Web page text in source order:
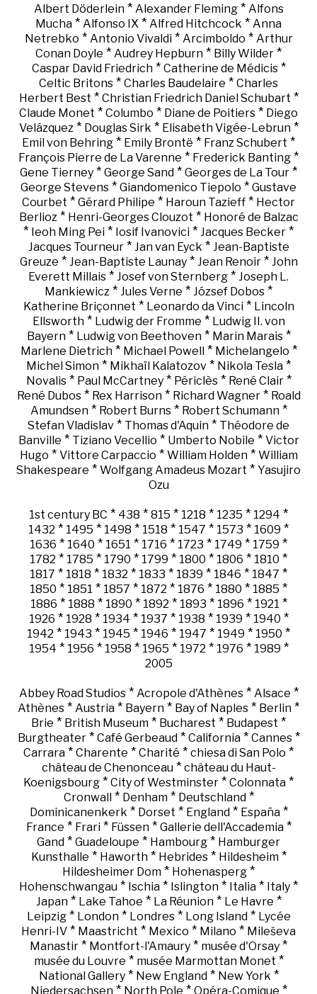
Albert Döderlein* Alexander Fleming* Alfons
Mucha * Alfonso IX * Alfred Hitchcock * Anna
Netrebko * Antonio Vivaldi* Arcimboldo * Arthur
Conan Doyle * Audrey Hepburn * Billy Wilder *
Caspar David Friedrich* Catherine de Médicis*
Celtic Britons * Charles Baudelaire * Charles
Herbert Best * Christian Friedrich Daniel Schubart *
Claude Monet * Columbo * Diane de Poitiers * Diego
Velázquez* Douglas Sirk * Elisabeth Vigée-Lebrun*
Emil von Behring * Emily Brontë * Franz Schubert *
François Pierre de La Varenne * Frederick Banting *
Gene Tierney * George Sand * Georges de La Tour *
George Stevens * Giandomenico Tiepolo * Gustave
Courbet * Gérard Philipe * Haroun Tazieff * Hector
Berlioz* Henri-Georges Clouzot * Honoré de Balzac
* Ieoh Ming Pei * Iosif Ivanovici * Jacques Becker *
Jacques Tourneur* Jan van Eyck * Jean-Baptiste
Greuze * Jean-Baptiste Launay* Jean Renoir* John
Everett Millais * Josef von Sternberg * Joseph L.
Mankiewicz * Jules Verne * József Dobos *
Katherine Briçonnet * Leonardo da Vinci* Lincoln
Ellsworth* Ludwig der Fromme * Ludwig II. von
Bayern* Ludwig von Beethoven* Marin Marais*
Marlene Dietrich* Michael Powell * Michelangelo *
Michel Simon * Mikhaïl Kalatozov * Nikola Tesla *
Novalis* Paul McCartney* Périclès* René Clair*
René Dubos* Rex Harrison* Richard Wagner* Roald
Amundsen* Robert Burns* Robert Schumann*
Stefan Vladislav * Thomas d'Aquin * Théodore de
Banville * Tiziano Vecellio * Umberto Nobile * Victor
Hugo * Vittore Carpaccio * William Holden* William
Shakespeare * Wolfgang Amadeus Mozart * Yasujiro
Ozu
1st century BC * 438 * 815 * 1218 * 1235 * 1294 *
1432 * 1495 * 1498 * 1518 * 1547 * 1573 * 1609 *
1636 * 1640 * 1651 * 1716 * 1723 * 1749 * 1759 *
1782 * 1785 * 1790 * 1799 * 1800 * 1806 * 1810 *
1817 * 1818 * 1832 * 1833 * 1839 * 1846 * 1847 *
1850 * 1851 * 1857 * 1872 * 1876 * 1880 * 1885 *
1886 * 1888 * 1890 * 1892 * 1893 * 1896 * 1921 *
1926 * 1928 * 1934 * 1937 * 1938 * 1939 * 1940 *
1942 * 1943 * 1945 * 1946 * 1947 * 1949 * 1950 *
1954 * 1956 * 1958 * 1965 * 1972 * 1976 * 1989 *
2005
Abbey Road Studios* Acropole d'Athènes* Alsace *
Athènes * Austria * Bayern * Bay of Naples * Berlin *
Brie * British Museum * Bucharest * Budapest *
Burgtheater* Café Gerbeaud* California* Cannes*
Carrara * Charente * Charité * chiesa di San Polo *
château de Chenonceau* château du Haut-
Koenigsbourg * City of Westminster * Colonnata *
Cronwall * Denham* Deutschland*
Dominicanenkerk * Dorset * England* España*
France * Frari* Füssen* Gallerie dell'Accademia*
Gand * Guadeloupe * Hambourg * Hamburger
Kunsthalle * Haworth* Hebrides* Hildesheim*
Hildesheimer Dom * Hohenasperg *
Hohenschwangau * Ischia * Islington * Italia * Italy *
Japan* Lake Tahoe * La Réunion* Le Havre *
Leipzig* London* Londres* Long Island* Lycée
Henri-IV * Maastricht * Mexico * Milano * Mileševa
Manastir * Montfort-l'Amaury * musée d'Orsay *
musée du Louvre * musée Marmottan Monet *
National Gallery* New England* New York *
Niedersachsen* North Pole * Opéra-Comique *